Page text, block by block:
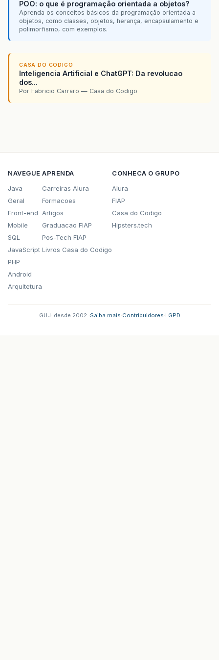
POO: o que é programação orientada a objetos?
Aprenda os conceitos básicos da programação orientada a
objetos, como classes, objetos, herança, encapsulamento e
polimorfismo, com exemplos.
CASA DO CODIGO
Inteligencia Artificial e ChatGPT: Da revolucao
dos...
Por Fabricio Carraro — Casa do Codigo
NAVEGUE
Java
Geral
Front-end
Mobile
SQL
JavaScript
PHP
Android
Arquitetura
APRENDA
Carreiras Alura
Formacoes
Artigos
Graduacao FIAP
Pos-Tech FIAP
Livros Casa do Codigo
CONHECA O GRUPO
Alura
FIAP
Casa do Codigo
Hipsters.tech
GUJ: desde 2002. Saiba mais Contribuidores LGPD